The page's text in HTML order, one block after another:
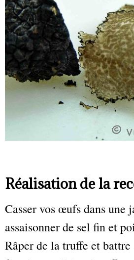
Réalisation de la
Casser vos œufs dans une
assaisonner de sel fin et
Râper de la truffe et battre